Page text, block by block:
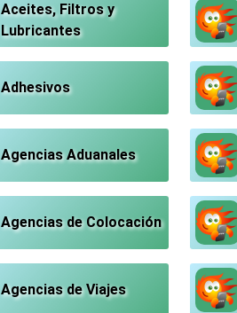
Aceites, Filtros y
Lubricantes
Adhesivos
Agencias Aduanales
Agencias de Colocación
Agencias de Viajes